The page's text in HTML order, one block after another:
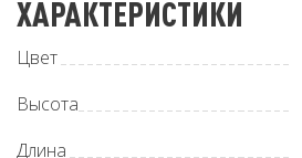
ХАРАКТЕРИСТИКИ
Цвет
Высота
Длина